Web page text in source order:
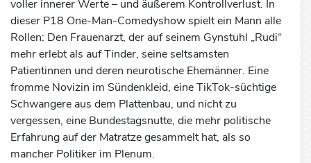
voller innerer Werte – und äußerem Kontrollverlust. In
dieser P18 One-Man-Comedyshow spielt ein Mann alle
Rollen: Den Frauenarzt, der auf seinem Gynstuhl „Rudi“
mehr erlebt als auf Tinder, seine seltsamsten
Patientinnen und deren neurotische Ehemänner. Eine
fromme Novizin im Sündenkleid, eine TikTok-süchtige
Schwangere aus dem Plattenbau, und nicht zu
vergessen, eine Bundestagsnutte, die mehr politische
Erfahrung auf der Matratze gesammelt hat, als so
mancher Politiker im Plenum.